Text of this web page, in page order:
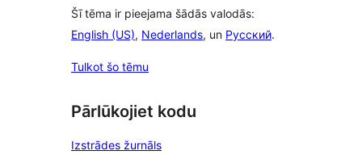
Šī tēma ir pieejama šādās valodās:
English (US), Nederlands, un Русский.
Tulkot šo tēmu
Pārlūkojiet kodu
Izstrādes žurnāls